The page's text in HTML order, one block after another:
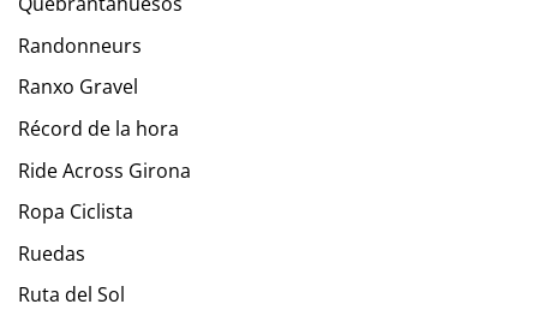
Randonneurs
Ranxo Gravel
Récord de la hora
Ride Across Girona
Ropa Ciclista
Ruedas
Ruta del Sol